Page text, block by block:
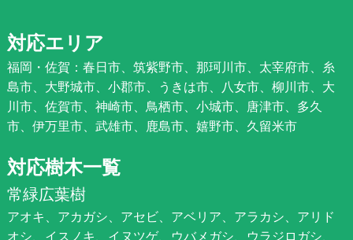
対応エリア
福岡・佐賀：春日市、筑紫野市、那珂川市、太宰府市、糸
島市、大野城市、小郡市、うきは市、八女市、柳川市、大
川市、佐賀市、神崎市、鳥栖市、小城市、唐津市、多久
市、伊万里市、武雄市、鹿島市、嬉野市、久留米市
対応樹木一覧
常緑広葉樹
アオキ、アカガシ、アセビ、アベリア、アラカシ、アリド
オシ、イスノキ、イヌツゲ、ウバメガシ、ウラジロガシ、